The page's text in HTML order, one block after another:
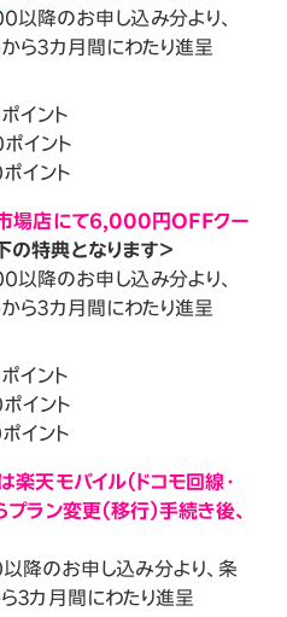
降のお申し込み分より、
ら3カ月間にわたり進呈
イント
イント
イント
場店にて6,000円OFFクー
の特典となります＞
降のお申し込み分より、
ら3カ月間にわたり進呈
イント
イント
イント
楽天モバイル（ドコモ回線・
ラン変更（移行）手続き後、
降のお申し込み分より、条
3カ月間にわたり進呈